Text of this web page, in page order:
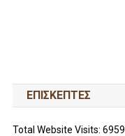
ΕΠΙΣΚΕΠΤΕΣ
Total Website Visits: